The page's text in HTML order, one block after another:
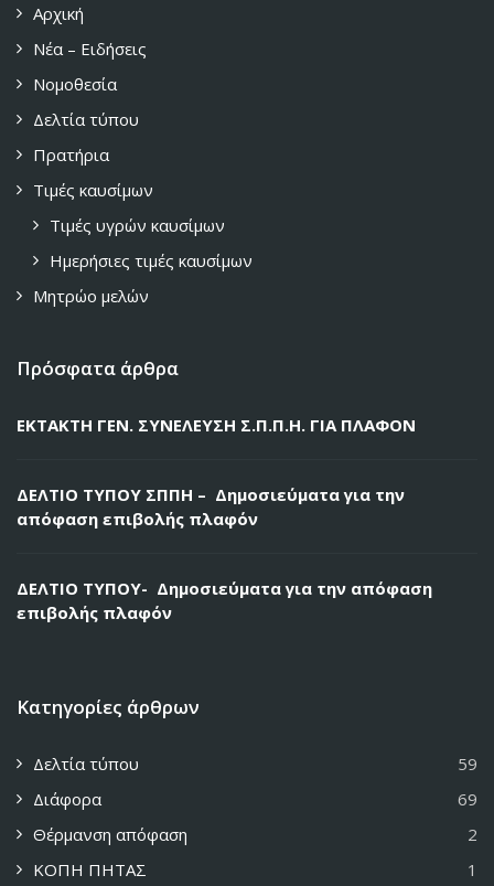
Αρχική
Νέα – Ειδήσεις
Νομοθεσία
Δελτία τύπου
Πρατήρια
Τιμές καυσίμων
Τιμές υγρών καυσίμων
Ημερήσιες τιμές καυσίμων
Μητρώο μελών
Πρόσφατα άρθρα
ΕΚΤΑΚΤΗ ΓΕΝ. ΣΥΝΕΛΕΥΣΗ Σ.Π.Π.Η. ΓΙΑ ΠΛΑΦΟΝ
ΔΕΛΤΙΟ ΤΥΠΟΥ ΣΠΠΗ – Δημοσιεύματα για την
απόφαση επιβολής πλαφόν
ΔΕΛΤΙΟ ΤΥΠΟΥ- Δημοσιεύματα για την απόφαση
επιβολής πλαφόν
Κατηγορίες άρθρων
Δελτία τύπου
59
Διάφορα
69
Θέρμανση απόφαση
2
ΚΟΠΗ ΠΗΤΑΣ
1